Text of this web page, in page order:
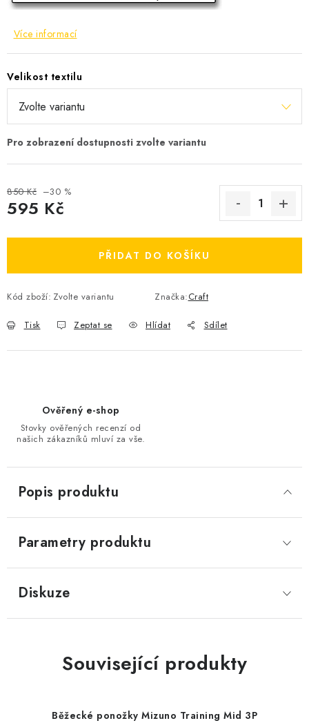
Ceník dopravy
Moje objednávka
Ochrana osobních údajů
Zásady používání souborů cookies
Více informací
Velikost textilu
850 Kč –30 %
595 Kč
PŘIDAT DO KOŠÍKU
Kód zboží: Zvolte variantu Značka:Craft
Tisk Zeptat se Hlídat Sdílet
Ověřený e-shop
Stovky ověřených recenzí od
našich zákazníků mluví za vše.
Popis produktu
Parametry produktu
Diskuze
Související produkty
Běžecké ponožky Mizuno Training Mid 3P